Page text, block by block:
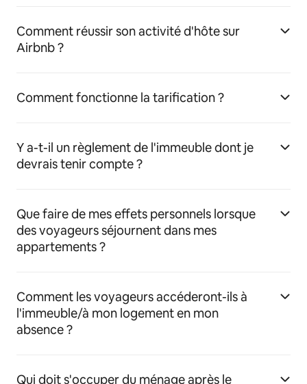
Comment réussir son activité d'hôte sur
Airbnb ?
Comment fonctionne la tarification ?
Y a-t-il un règlement de l'immeuble dont je
devrais tenir compte ?
Que faire de mes effets personnels lorsque
des voyageurs séjournent dans mes
appartements ?
Comment les voyageurs accéderont-ils à
l'immeuble/à mon logement en mon
absence ?
Qui doit s'occuper du ménage après le